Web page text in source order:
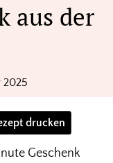
aus der
2025
drucken
Geschenk